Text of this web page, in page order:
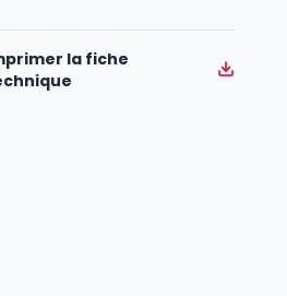
la fiche